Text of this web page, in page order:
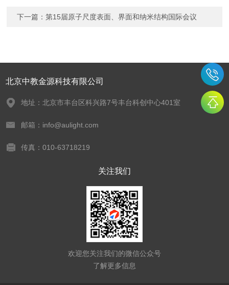
下一篇：第15届原子尺度表面、界面和纳米结构国际会议
北京中教金源科技有限公司
地址：北京市丰台区科兴路7号丰台科创中心401室
邮箱：info@aulight.com
传真：010-63718219
关注我们
欢迎您关注我们的微信公众号
了解更多信息